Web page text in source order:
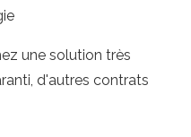
une solution très
d'autres contrats